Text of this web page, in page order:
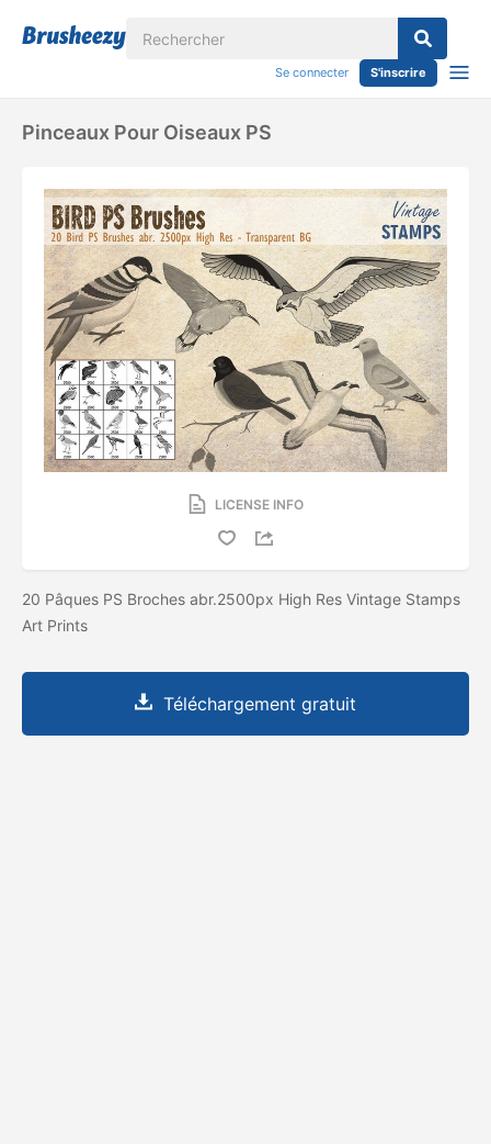
Se connecter S'inscrire
Pinceaux Pour Oiseaux PS
LICENSE INFO
20 Pâques PS Broches abr.2500px High Res Vintage Stamps
Art Prints
Téléchargement gratuit